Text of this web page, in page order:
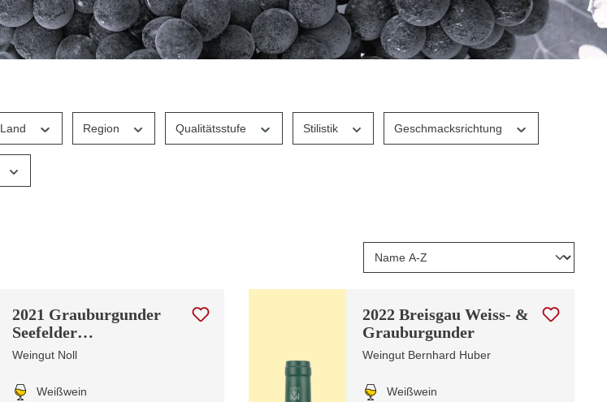
Land Region Qualitätsstufe Stilistik Geschmacksrichtung
2021 Grauburgunder
Seefelder
Maltesergarten | Edition
Weingut Noll
Weißwein
2022 Breisgau Weiss- &
Grauburgunder
Weingut Bernhard Huber
Weißwein